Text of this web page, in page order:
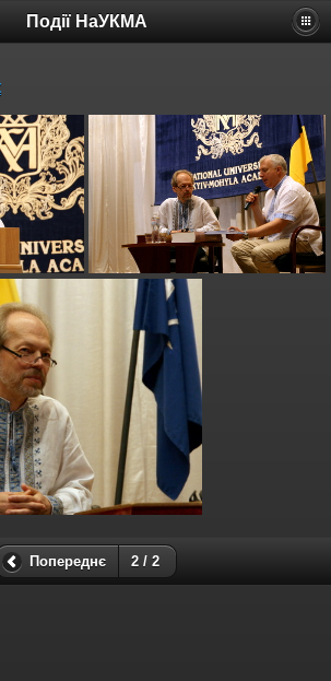
Події НаУКМА
Попереднє 2 / 2